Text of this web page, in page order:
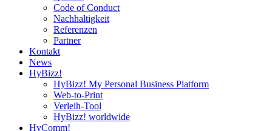
Code of Conduct
Nachhaltigkeit
Referenzen
Partner
Kontakt
News
HyBizz!
HyBizz! My Personal Business Platform
Web-to-Print
Verleih-Tool
HyBizz! worldwide
HyComm!